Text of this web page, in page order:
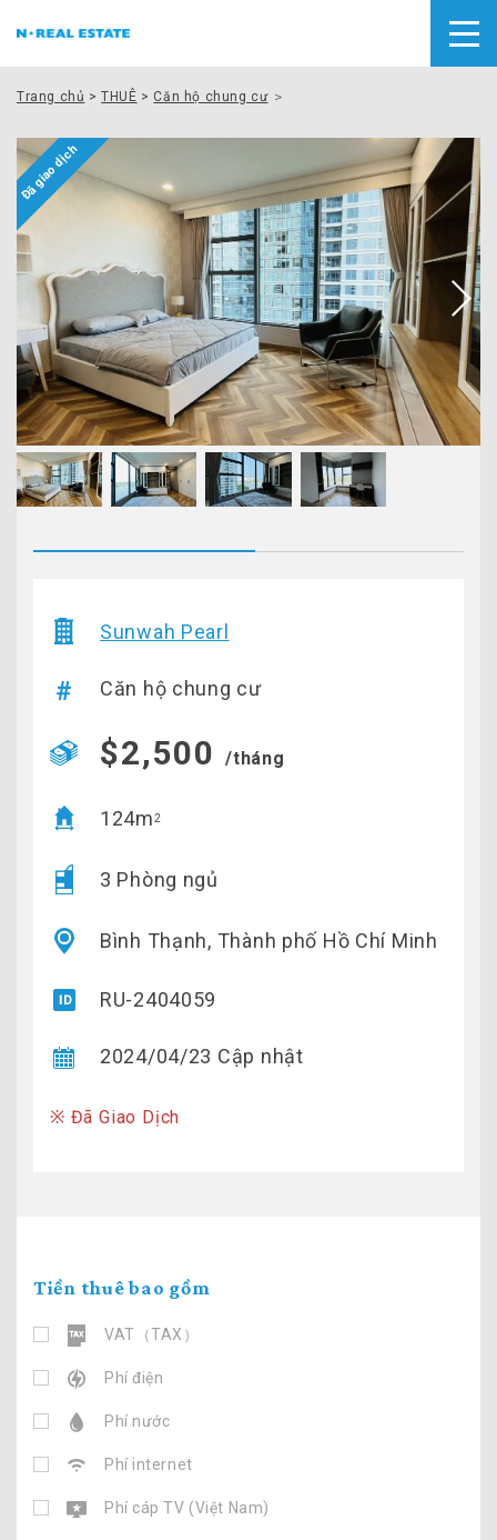
Trang chủ >THUÊ > Căn hộ chung cư＞
Sunwah Pearl
Căn hộ chung cư
$2,500 /tháng
124m2
3 Phòng ngủ
Bình Thạnh, Thành phố Hồ Chí Minh
RU-2404059
2024/04/23 Cập nhật
※ Đã Giao Dịch
Tiền thuê bao gồm
VAT（TAX）
Phí điện
Phí nước
Phí internet
Phí cáp TV (Việt Nam)